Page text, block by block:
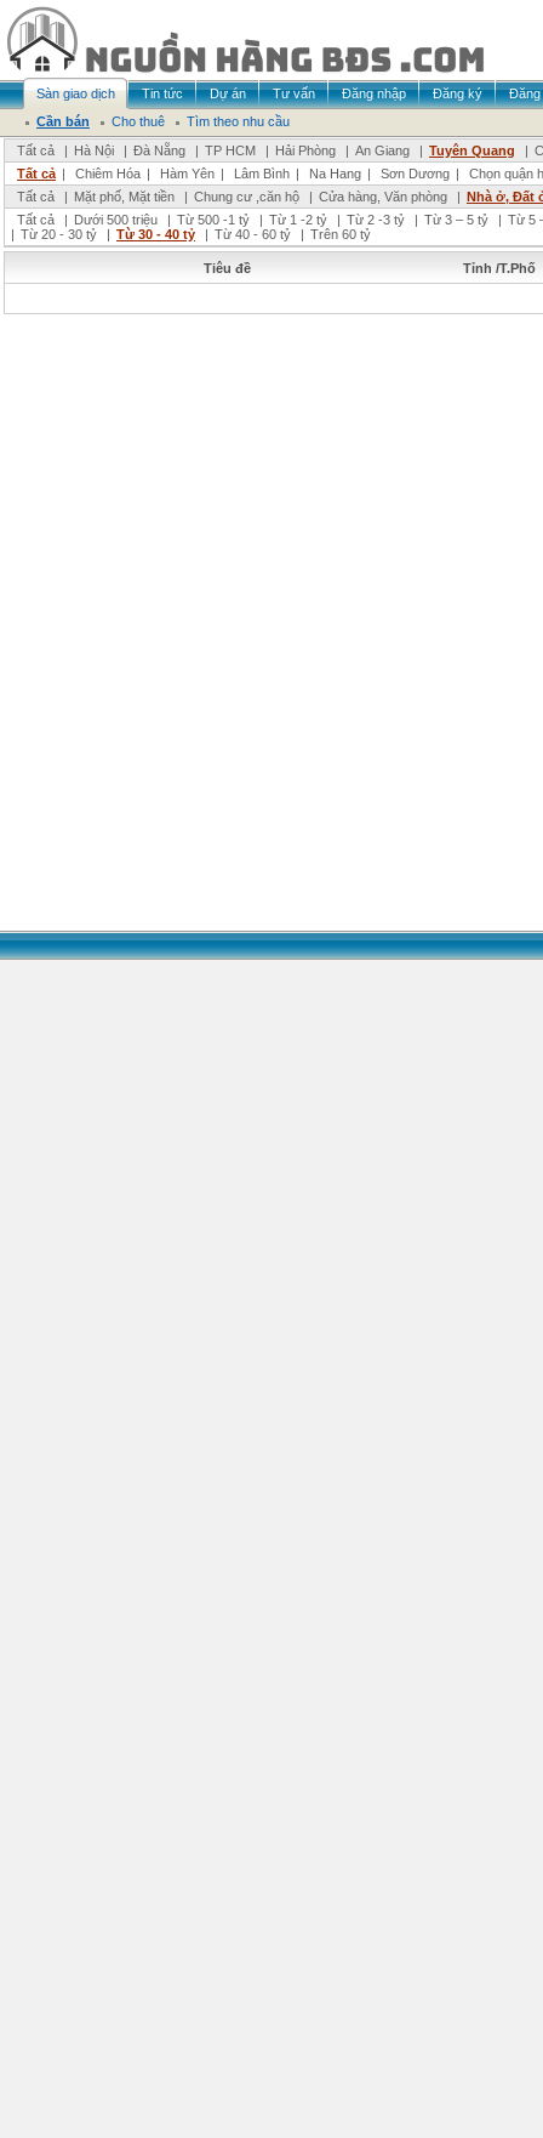
Sàn giao dịch Tin tức Dự án Tư vấn Đăng nhập Đăng ký
Đăng
Cần bán
Cho thuê
Tìm theo nhu cầu
Tất cả
| Hà Nội | Đà Nẵng | TP HCM | Hải Phòng | An Giang | Tuyên Quang |
Tất cả | Chiêm Hóa | Hàm Yên | Lâm Bình | Na Hang | Sơn Dương |
Chọn quận
Tất cả
| Mặt phố, Mặt tiền | Chung cư ,căn hộ | Cửa hàng, Văn phòng | Nhà ở, Đất
Tất cả
| Dưới 500 triệu | Từ 500 -1 tỷ | Từ 1 -2 tỷ | Từ 2 -3 tỷ | Từ 3 – 5 tỷ | Từ 5
| Từ 20 - 30 tỷ | Từ 30 - 40 tỷ | Từ 40 - 60 tỷ | Trên 60 tỷ
Tiêu đề Tỉnh /T.Phố